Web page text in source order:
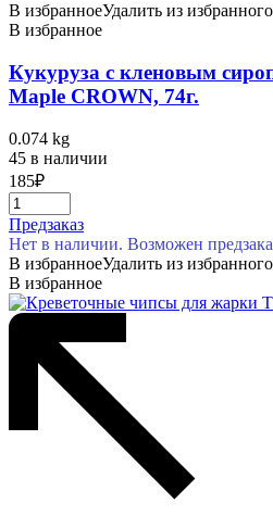
В избранноеУдалить из избранного
В избранное
Кукуруза с кленовым
Maple CROWN, 74г.
0.074 kg
45 в наличии
185₽
Предзаказ
Нет в наличии. Возможен
В избранноеУдалить из избранного
В избранное